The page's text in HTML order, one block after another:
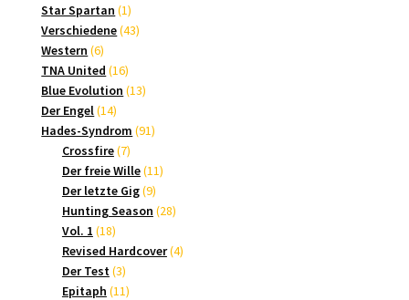
Star Spartan 11
Produkt
Verschiedene 4343
Western 66
Produkte
TNA United 1616
Produkte
Blue Evolution 1313
Der Engel 1414
Produkte
Hades-Syndrom 9191
Crossfire 77
Produkte
Der freie Wille 1111
Der letzte Gig 99
Produkte
Hunting Season 2828
Vol. 1 1818
Produkte
Revised Hardcover 44
Der Test 33
Produkte
Epitaph 1111